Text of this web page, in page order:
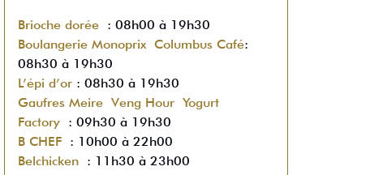
Brioche dorée : 08h00 à 19h30
Boulangerie Monoprix Columbus Café:
08h30 à 19h30
L’épi d’or : 08h30 à 19h30
Gaufres Meire Veng Hour Yogurt
Factory : 09h30 à 19h30
B CHEF : 10h00 à 22h00
Belchicken : 11h30 à 23h00